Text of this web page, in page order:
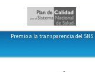
Premio a la transparencia del SNS